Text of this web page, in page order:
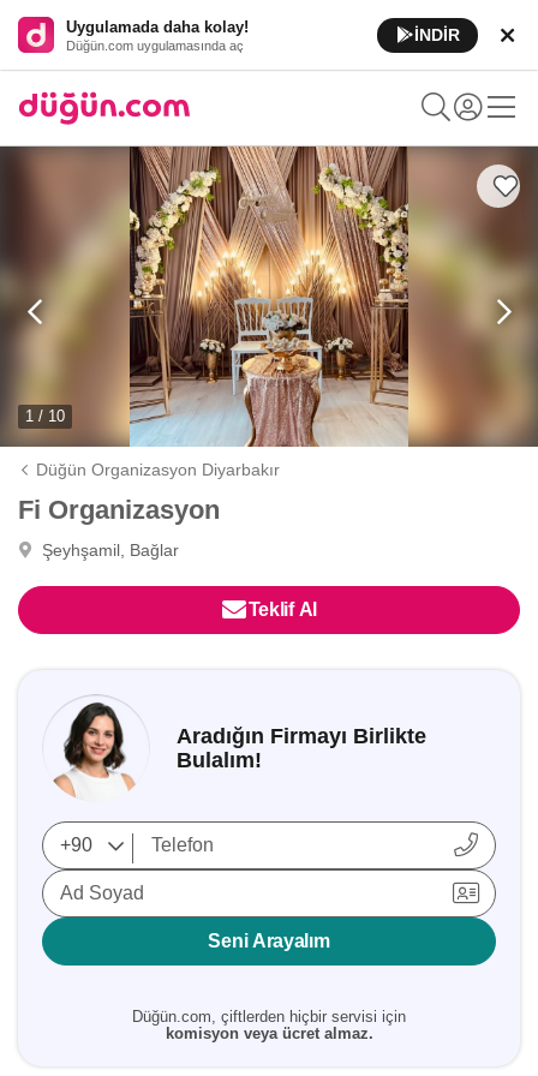
Uygulamada daha kolay!
Düğün.com uygulamasında aç
İNDİR
1 / 10
Düğün Organizasyon Diyarbakır
Fi Organizasyon
Şeyhşamil, Bağlar
Teklif Al
Aradığın Firmayı Birlikte
Bulalım!
Ad Soyad
Seni Arayalım
Düğün.com, çiftlerden hiçbir servisi için
komisyon veya ücret almaz.